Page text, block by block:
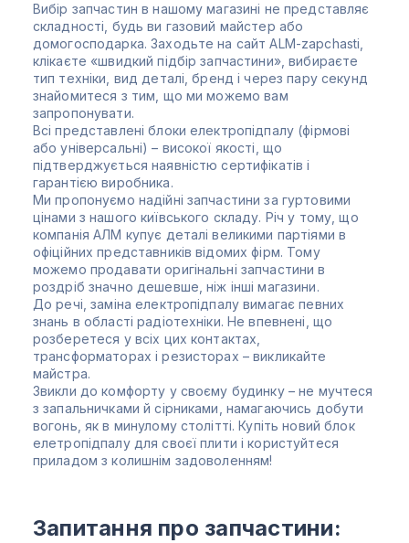
Вибір запчастин в нашому магазині не представляє
складності, будь ви газовий майстер або
домогосподарка. Заходьте на сайт ALM-zapchasti,
клікаєте «швидкий підбір запчастини», вибираєте
тип техніки, вид деталі, бренд і через пару секунд
знайомитеся з тим, що ми можемо вам
запропонувати.
Всі представлені блоки електропідпалу (фірмові
або універсальні) – високої якості, що
підтверджується наявністю сертифікатів і
гарантією виробника.
Ми пропонуємо надійні запчастини за гуртовими
цінами з нашого київського складу. Річ у тому, що
компанія АЛМ купує деталі великими партіями в
офіційних представників відомих фірм. Тому
можемо продавати оригінальні запчастини в
роздріб значно дешевше, ніж інші магазини.
До речі, заміна електропідпалу вимагає певних
знань в області радіотехніки. Не впевнені, що
розберетеся у всіх цих контактах,
трансформаторах і резисторах – викликайте
майстра.
Звикли до комфорту у своєму будинку – не мучтеся
з запальничками й сірниками, намагаючись добути
вогонь, як в минулому столітті. Купіть новий блок
елетропідпалу для своєї плити і користуйтеся
приладом з колишнім задоволенням!
Запитання про запчастини: